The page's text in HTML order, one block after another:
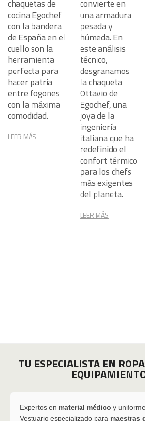
chaquetas de
cocina Egochef
con la bandera
de España en el
cuello son la
herramienta
perfecta para
hacer patria
entre fogones
con la máxima
comodidad.
LEER MÁS
convierte en
una armadura
pesada y
húmeda. En
este análisis
técnico,
desgranamos
la chaqueta
Ottavio de
Egochef, una
joya de la
ingeniería
italiana que ha
redefinido el
confort térmico
para los chefs
más exigentes
del planeta.
LEER MÁS
TU ESPECIALISTA EN
Expertos en material médico y
Vestuario especializado para maestras